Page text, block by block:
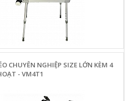
CHUYÊN NGHIỆP SIZE LỚN KÈM 4
- VM4T1